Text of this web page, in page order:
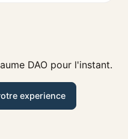
DAO pour l'instant.
experience